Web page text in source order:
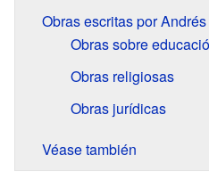
Obras escritas por
Obras sobre
Obras religiosas
Obras jurídicas
Véase también